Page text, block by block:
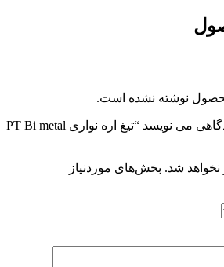
نوشته نشده است.
اولین کسی باشید که دیدگاهی می نویسد “تیغ اره نواری PT Bi metal
نخواهد شد. بخش‌های موردنیاز